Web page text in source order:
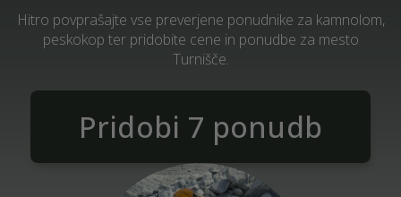
Hitro povprašajte vse preverjene ponudnike za kamnolom,
peskokop ter pridobite cene in ponudbe za mesto
Turnišče.
Pridobi 7 ponudb